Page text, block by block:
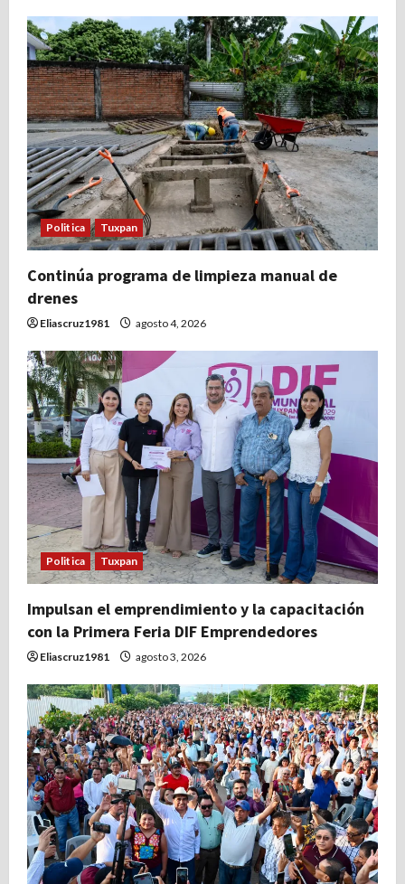
Politica Tuxpan
Continúa programa de limpieza manual de
drenes
Eliascruz1981 agosto 4, 2026
Politica Tuxpan
Impulsan el emprendimiento y la capacitación
con la Primera Feria DIF Emprendedores
Eliascruz1981 agosto 3, 2026